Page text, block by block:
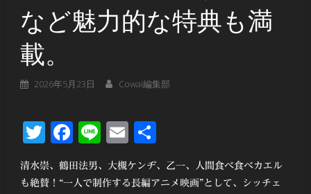
など魅力的な特典も満
載。
2026年5月23日 Cowai編集部
Twitter
Facebook
LineEmail
清水崇、鶴田法男、大槻ケンヂ、乙一、人間食べ食べカエル
も絶賛！“一人で制作する長編アニメ映画”として、シッチェ